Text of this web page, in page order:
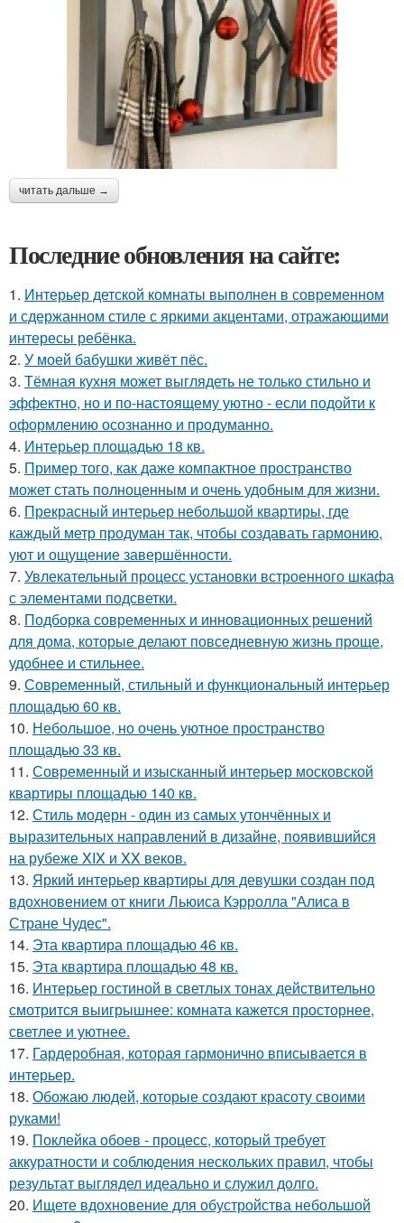
читать дальше →
Последние обновления на сайте:
1. Интерьер детской комнаты выполнен в современном
и сдержанном стиле с яркими акцентами, отражающими
интересы ребёнка.
2. У моей бабушки живёт пёс.
3. Тёмная кухня может выглядеть не только стильно и
эффектно, но и по-настоящему уютно - если подойти к
оформлению осознанно и продуманно.
4. Интерьер площадью 18 кв.
5. Пример того, как даже компактное пространство
может стать полноценным и очень удобным для жизни.
6. Прекрасный интерьер небольшой квартиры, где
каждый метр продуман так, чтобы создавать гармонию,
уют и ощущение завершённости.
7. Увлекательный процесс установки встроенного шкафа
с элементами подсветки.
8. Подборка современных и инновационных решений
для дома, которые делают повседневную жизнь проще,
удобнее и стильнее.
9. Современный, стильный и функциональный интерьер
площадью 60 кв.
10. Небольшое, но очень уютное пространство
площадью 33 кв.
11. Современный и изысканный интерьер московской
квартиры площадью 140 кв.
12. Стиль модерн - один из самых утончённых и
выразительных направлений в дизайне, появившийся
на рубеже XIX и XX веков.
13. Яркий интерьер квартиры для девушки создан под
вдохновением от книги Льюиса Кэрролла "Алиса в
Стране Чудес".
14. Эта квартира площадью 46 кв.
15. Эта квартира площадью 48 кв.
16. Интерьер гостиной в светлых тонах действительно
смотрится выигрышнее: комната кажется просторнее,
светлее и уютнее.
17. Гардеробная, которая гармонично вписывается в
интерьер.
18. Обожаю людей, которые создают красоту своими
руками!
19. Поклейка обоев - процесс, который требует
аккуратности и соблюдения нескольких правил, чтобы
результат выглядел идеально и служил долго.
20. Ищете вдохновение для обустройства небольшой